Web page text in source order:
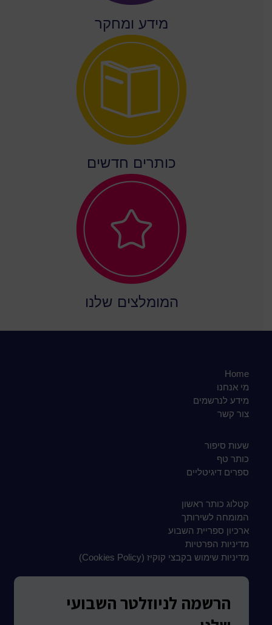
מידע ומחקר
כותרים חדשים
המומלצים שלנו
Home
מי אנחנו
מידע לנרשמים
צור קשר
שעות סיפור
כותר טף
ספרים דיגיטליים
קטלוג כותר ראשון
המומחה לשירותך
ארכיון ספריית השבוע
מדיניות הפרטיות
מדיניות שימוש בקבצי קוקיז (Cookies Policy)